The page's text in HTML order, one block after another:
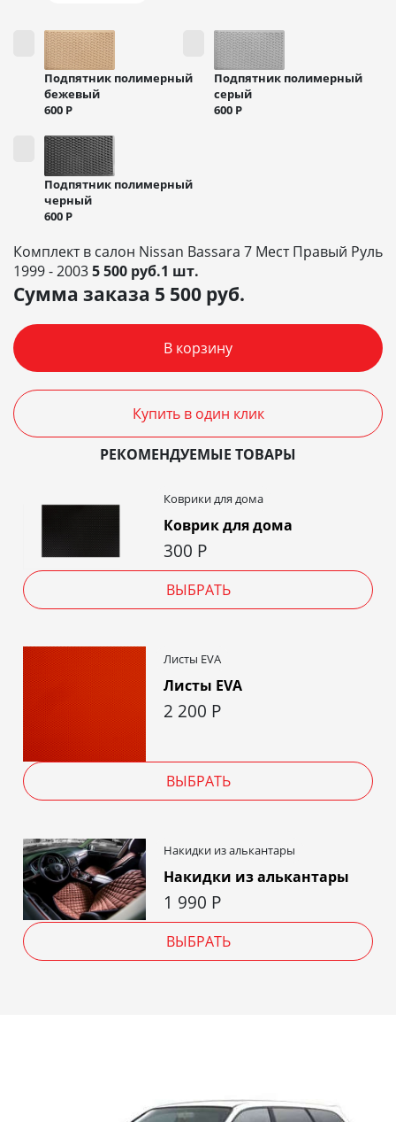
Подпятник полимерный
бежевый
600 Р
Подпятник полимерный
серый
600 Р
Подпятник полимерный
черный
600 Р
Комплект в салон Nissan Bassara 7 Мест Правый Руль
1999 - 20035 500 руб.1 шт.
Сумма заказа 5 500 руб.
В корзину
Купить в один клик
РЕКОМЕНДУЕМЫЕ ТОВАРЫ
Коврики для дома
Коврик для дома
300 Р
ВЫБРАТЬ
Листы EVA
Листы EVA
2 200 Р
ВЫБРАТЬ
Накидки из алькантары
Накидки из алькантары
1 990 Р
ВЫБРАТЬ